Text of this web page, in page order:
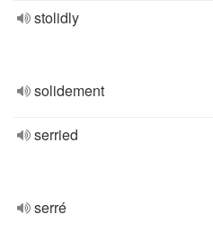
stolidly
solidement
serried
serré